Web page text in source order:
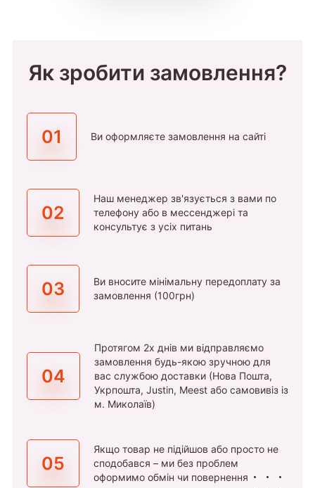
Як зробити замовлення?
01 Ви оформляєте замовлення на сайті
02
Наш менеджер зв'язується з вами по
телефону або в мессенджері та
консультує з усіх питань
03
Ви вносите мінімальну передоплату за
замовлення (100грн)
04
Протягом 2х днів ми відправляємо
замовлення будь-якою зручною для
вас службою доставки (Нова Пошта,
Укрпошта, Justin, Meest або самовивіз із
м. Миколаїв)
05
Якщо товар не підійшов або просто не
сподобався – ми без проблем
оформимо обмін чи повернення